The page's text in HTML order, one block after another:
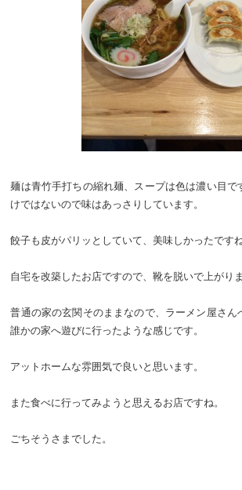
麺は青竹手打ちの縮れ麺、スープは色は濃い目で
けではないので味はあっさりしています。
餃子も皮がパリッとしていて、美味しかったですね
自宅を改築したお店ですので、靴を脱いで上がりま
普通の家の玄関そのままなので、ラーメン屋さん
誰かの家へ遊びに行ったような感じです。
アットホームな雰囲気で良いと思います。
また食べに行ってみようと思えるお店ですね。
ごちそうさまでした。